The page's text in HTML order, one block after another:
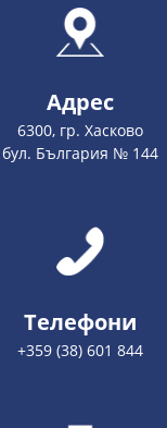
Адрес
6300, гр. Хасково
бул. България № 144
Телефони
+359 (38) 601 844